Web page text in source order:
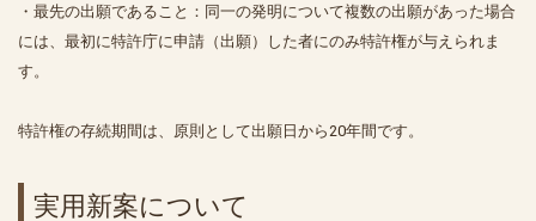
・最先の出願であること：同一の発明について複数の出願があった場合
には、最初に特許庁に申請（出願）した者にのみ特許権が与えられま
す。
特許権の存続期間は、原則として出願日から20年間です。
実用新案について